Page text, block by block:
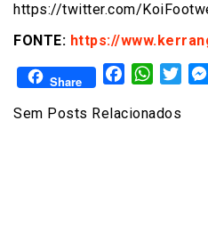
https://twitter.com/
FONTE: https://
Share FacebookWhatsApp
Sem Posts Relacionados